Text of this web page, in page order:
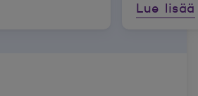
Lue lisää